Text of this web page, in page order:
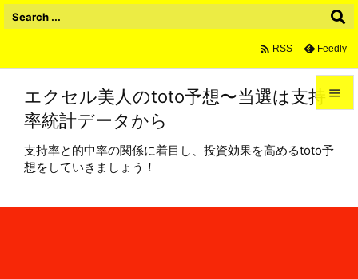
エクセル美人のtoto予想〜当選は支持
率統計データから
支持率と的中率の関係に着目し、投資効果を高めるtoto予
想をしていきましょう！

メニュ

 RSS Feedly